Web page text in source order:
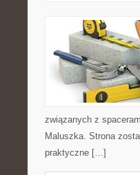
związanych z
Maluszka. Strona
praktyczne […]